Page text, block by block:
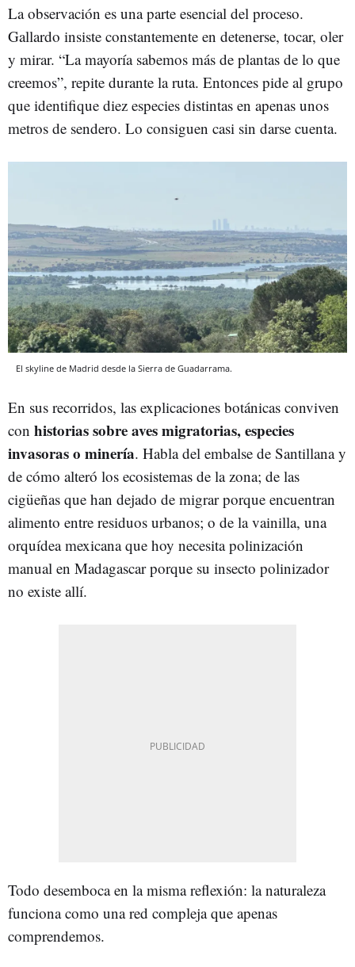
La observación es una parte esencial del proceso.
Gallardo insiste constantemente en detenerse, tocar, oler
y mirar. “La mayoría sabemos más de plantas de lo que
creemos”, repite durante la ruta. Entonces pide al grupo
que identifique diez especies distintas en apenas unos
metros de sendero. Lo consiguen casi sin darse cuenta.
El skyline de Madrid desde la Sierra de Guadarrama.
En sus recorridos, las explicaciones botánicas conviven
con historias sobre aves migratorias, especies
invasoras o minería. Habla del embalse de Santillana y
de cómo alteró los ecosistemas de la zona; de las
cigüeñas que han dejado de migrar porque encuentran
alimento entre residuos urbanos; o de la vainilla, una
orquídea mexicana que hoy necesita polinización
manual en Madagascar porque su insecto polinizador
no existe allí.
Todo desemboca en la misma reflexión: la naturaleza
funciona como una red compleja que apenas
comprendemos.